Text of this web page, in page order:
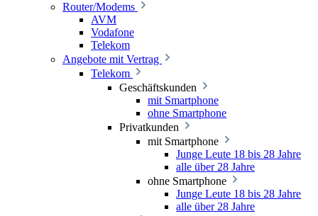
Router/Modems
AVM
Vodafone
Telekom
Angebote mit Vertrag
Telekom
Geschäftskunden
mit Smartphone
ohne Smartphone
Privatkunden
mit Smartphone
Junge Leute 18 bis 28 Jahre
alle über 28 Jahre
ohne Smartphone
Junge Leute 18 bis 28 Jahre
alle über 28 Jahre